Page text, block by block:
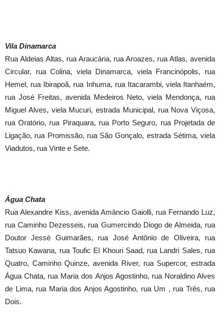
Vila Dinamarca
Rua Aldeias Altas, rua Araucária, rua Aroazes, rua Atlas, avenida
Circular, rua Colina, viela Dinamarca, viela Francinópolis, rua
Hemel, rua Ibirapoã, rua Inhuma, rua Itacarambi, viela Itanhaém,
rua José Freitas, avenida Medeiros Neto, viela Mendonça, rua
Miguel Alves, viela Mucuri, estrada Municipal, rua Nova Viçosa,
rua Oratório, rua Piraquara, rua Porto Seguro, rua Projetada de
Ligação, rua Promissão, rua São Gonçalo, estrada Sétima, viela
Viadutos, rua Vinte e Sete.
Água Chata
Rua Alexandre Kiss, avenida Amâncio Gaiolli, rua Fernando Luz,
rua Caminho Dezesseis, rua Gumercindo Diogo de Almeida, rua
Doutor Jessé Guimarães, rua José Antônio de Oliveira, rua
Tatsuo Kawana, rua Toufic El Khouri Saad, rua Landri Sales, rua
Quatro, Caminho Quinze, avenida River, rua Supercor, estrada
Água Chata, rua Maria dos Anjos Agostinho, rua Noraldino Alves
de Lima, rua Maria dos Anjos Agostinho, rua Um , rua Três, rua
Dois.